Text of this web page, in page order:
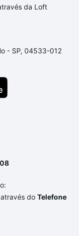
da Loft
- SP, 04533-012
do Telefone